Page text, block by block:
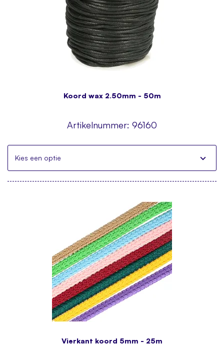
Koord wax 2.50mm - 50m
Artikelnummer: 96160
Kies een optie
Vierkant koord 5mm - 25m